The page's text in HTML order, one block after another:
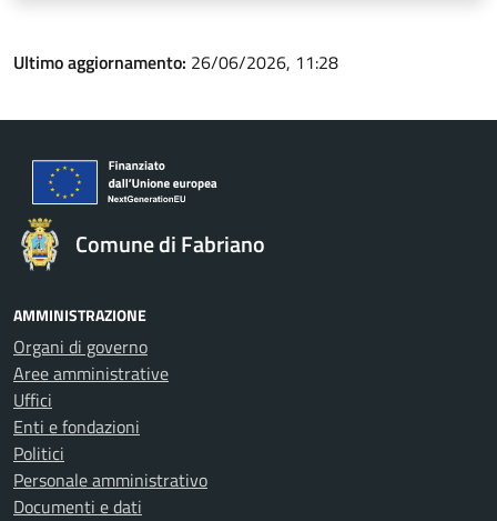
Ultimo aggiornamento: 26/06/2026, 11:28
Comune di Fabriano
AMMINISTRAZIONE
Organi di governo
Aree amministrative
Uffici
Enti e fondazioni
Politici
Personale amministrativo
Documenti e dati